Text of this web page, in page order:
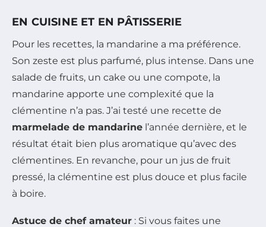
EN CUISINE ET EN PÂTISSERIE
Pour les recettes, la mandarine a ma préférence.
Son zeste est plus parfumé, plus intense. Dans une
salade de fruits, un cake ou une compote, la
mandarine apporte une complexité que la
clémentine n’a pas. J’ai testé une recette de
marmelade de mandarine l’année dernière, et le
résultat était bien plus aromatique qu’avec des
clémentines. En revanche, pour un jus de fruit
pressé, la clémentine est plus douce et plus facile
à boire.
Astuce de chef amateur : Si vous faites une